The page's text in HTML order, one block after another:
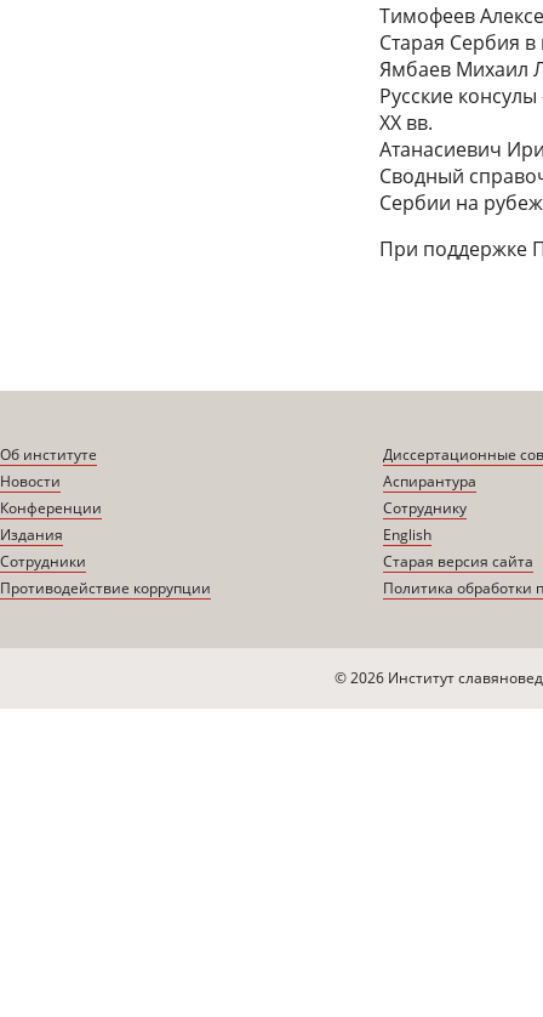
Тимофеев
Старая Сербия в
Ямбаев Михаил
Русские
XX вв.
Атанасиевич
Сводный
Сербии на
При поддержке
Об институте
Новости
Конференции
Издания
Сотрудники
Противодействие коррупции
Диссертационные
Аспирантура
Сотруднику
English
Старая версия сайта
Политика обработки
© 2026 Институт